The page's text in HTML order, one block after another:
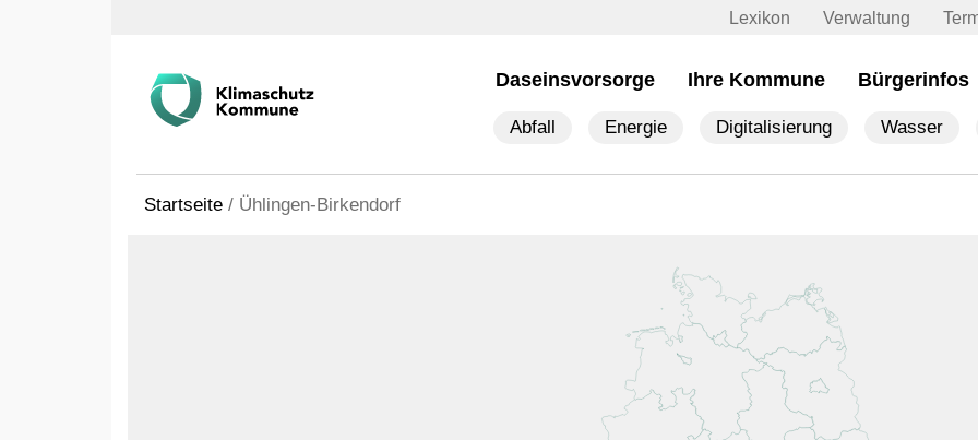
Lexikon Verwaltung
Daseinsvorsorge Ihre Kommune Bürgerinfos
Abfall Energie Digitalisierung Wasser
Startseite / Ühlingen-Birkendorf